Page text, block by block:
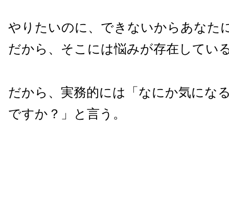
やりたいのに、できないからあなた
だから、そこには悩みが存在してい
だから、実務的には「なにか気にな
ですか？」と言う。